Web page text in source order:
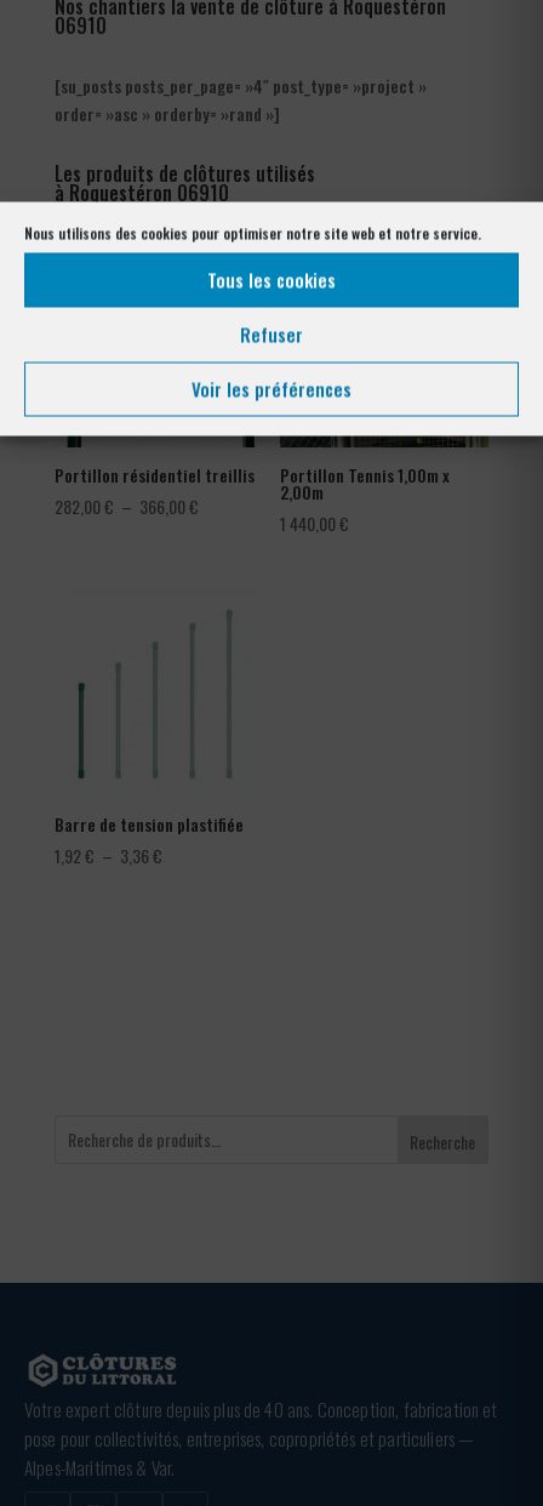
Nous utilisons des cookies pour optimiser notre site web et notre service.
Tous les cookies
Refuser
Voir les préférences
Nos chantiers la vente de clôture à Roquestéron
06910
[su_posts posts_per_page= »4″ post_type= »project »
order= »asc » orderby= »rand »]
Les produits de clôtures utilisés
à Roquestéron 06910
Portillon résidentiel treillis
282,00€ – 366,00€Plage
Portillon Tennis 1,00m x
2,00m
1 440,00€
Barre de tension plastifiée
1,92€ – 3,36€Plage
Recherche
Votre expert clôture depuis plus de 40 ans. Conception, fabrication et
pose pour collectivités, entreprises, copropriétés et particuliers —
Alpes-Maritimes & Var.